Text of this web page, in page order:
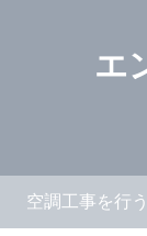
エ
空調工事を行